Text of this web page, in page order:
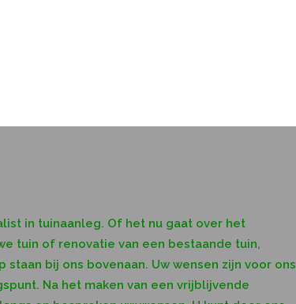
in tuinaanleg. Of het nu gaat over het
tuin of renovatie van een bestaande tuin,
staan bij ons bovenaan. Uw wensen zijn voor ons
Na het maken van een vrijblijvende